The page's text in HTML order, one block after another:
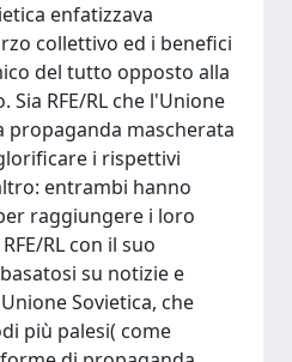
enfatizzava
collettivo ed i benefici
del tutto opposto alla
RFE/RL che l'Unione
propaganda mascherata
i rispettivi
entrambi hanno
raggiungere i loro
RL con il suo
su notizie e
Sovietica, che
più palesi( come